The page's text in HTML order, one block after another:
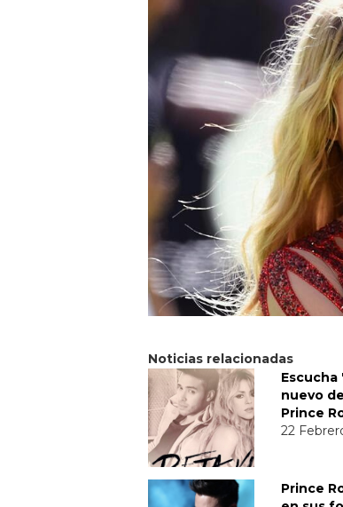
Noticias relacionadas
Escucha
nuevo
Prince
22
Prince